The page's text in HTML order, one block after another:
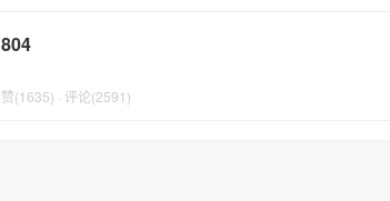
804
赞(1635) · 评论(2591)